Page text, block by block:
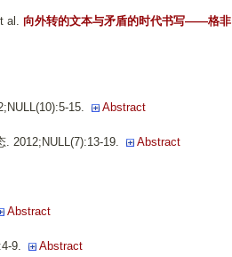
al. 向外转的文本与矛盾的时代书写——格非
15. Abstract
. 2012;NULL(7):13-19. Abstract
Abstract
9. Abstract